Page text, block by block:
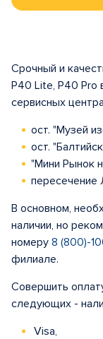
Срочный и
P40 Lite, P40 Pro
сервисных
ост. "Музей
ост.
"Мини Рынок
пересечение
В основном,
наличии, но
номеру 8 (800)-
филиале.
Совершить
следующих -
Visa,